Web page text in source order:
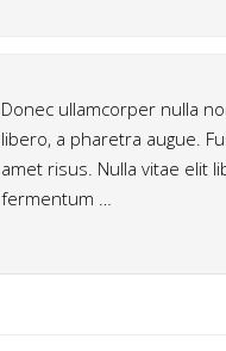
Donec ullamcorper nulla
libero, a pharetra augue.
amet risus. Nulla vitae elit
fermentum …